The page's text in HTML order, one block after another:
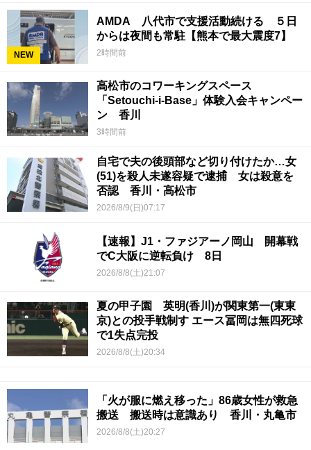
NEW
AMDA 八代市で支援活動続ける ５日
からは夜間も常駐【熊本で最大震度7】
2時間前
高松市のコワーキングスペース
「Setouchi-i-Base」体験入会キャンペー
ン 香川
3時間前
自宅で夫の後頭部など切り付けたか…女
(51)を殺人未遂容疑で逮捕 女は殺意を
否認 香川・高松市
2026/8/9(日)07:17
【速報】J1・ファジアーノ岡山 開幕戦
でC大阪に逆転負け 8日
2026/8/8(土)21:07
夏の甲子園 英明(香川)が関東第一(東東
京)との投手戦制す エース冨岡は無四死球
で1失点完投
2026/8/8(土)20:34
「火が服に燃え移った」86歳女性が救急
搬送 搬送時は意識あり 香川・丸亀市
2026/8/8(土)20:27